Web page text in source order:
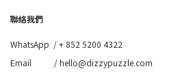
聯絡我們
WhatsApp /+ 852 5200 4322
Email / hello@dizzypuzzle.com